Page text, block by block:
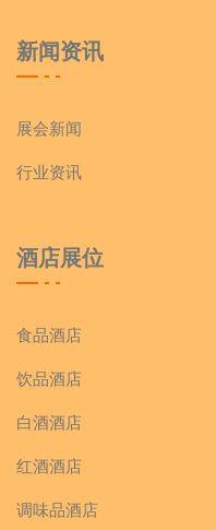
新闻资讯
展会新闻
行业资讯
酒店展位
食品酒店
饮品酒店
白酒酒店
红酒酒店
调味品酒店